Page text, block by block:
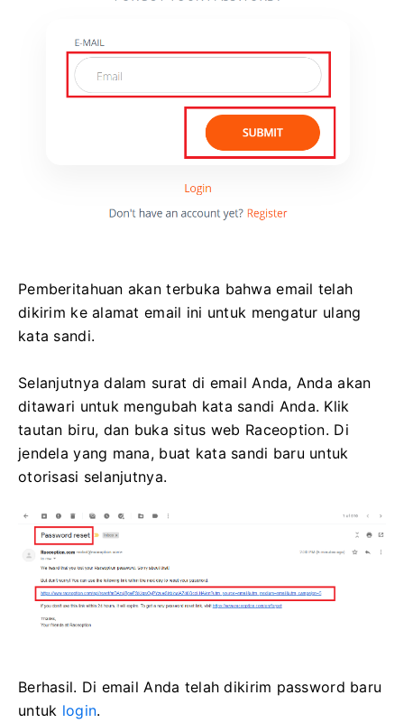
Pemberitahuan akan terbuka bahwa email telah
dikirim ke alamat email ini untuk mengatur ulang
kata sandi.
Selanjutnya dalam surat di email Anda, Anda akan
ditawari untuk mengubah kata sandi Anda. Klik
tautan biru, dan buka situs web Raceoption. Di
jendela yang mana, buat kata sandi baru untuk
otorisasi selanjutnya.
Berhasil. Di email Anda telah dikirim password baru
untuk login.